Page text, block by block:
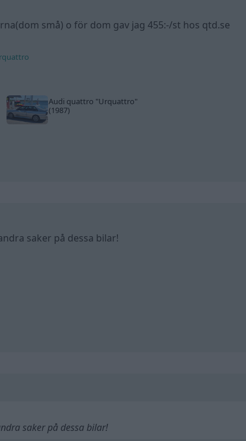
små) o för dom gav jag 455:-/st hos qtd.se
Audi quattro "Urquattro"
(1987)
saker på dessa bilar!
saker på dessa bilar!